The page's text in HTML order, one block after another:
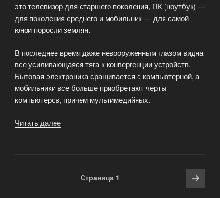
это телевизор для старшего поколения, ПК (ноутбук) —
для поколения среднего и мобильник — для самой
юной поросли землян.
В последнее время даже невооруженным глазом видна
все усиливающаяся тяга к конвергенции устройств.
Бытовая электроника сращивается с компьютерной, а
мобильники все больше приобретают черты
компьютеров, причем мультимедийных.
Читать далее
руках!»Страница 1